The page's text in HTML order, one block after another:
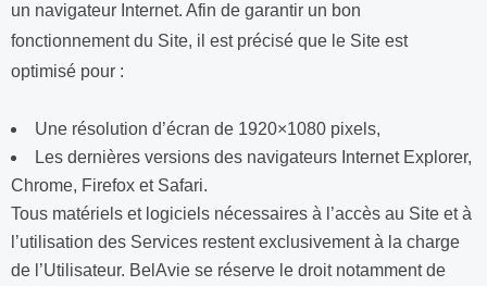
un navigateur Internet. Afin de garantir un bon
fonctionnement du Site, il est précisé que le Site est
optimisé pour :
Une résolution d’écran de 1920×1080 pixels,
Les dernières versions des navigateurs Internet Explorer,
Chrome, Firefox et Safari.
Tous matériels et logiciels nécessaires à l’accès au Site et à
l’utilisation des Services restent exclusivement à la charge
de l’Utilisateur. BelAvie se réserve le droit notamment de